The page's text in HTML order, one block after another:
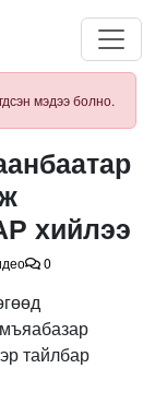
мэдээ болно.
хийлээ
0
тайлбар